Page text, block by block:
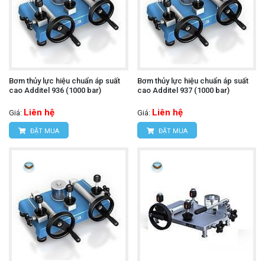
Bơm thủy lực hiệu chuẩn áp suất
cao Additel 936 (1000 bar)
Giá: Liên hệ
ĐẶT MUA
Bơm thủy lực hiệu chuẩn áp suất
cao Additel 937 (1000 bar)
Giá: Liên hệ
ĐẶT MUA